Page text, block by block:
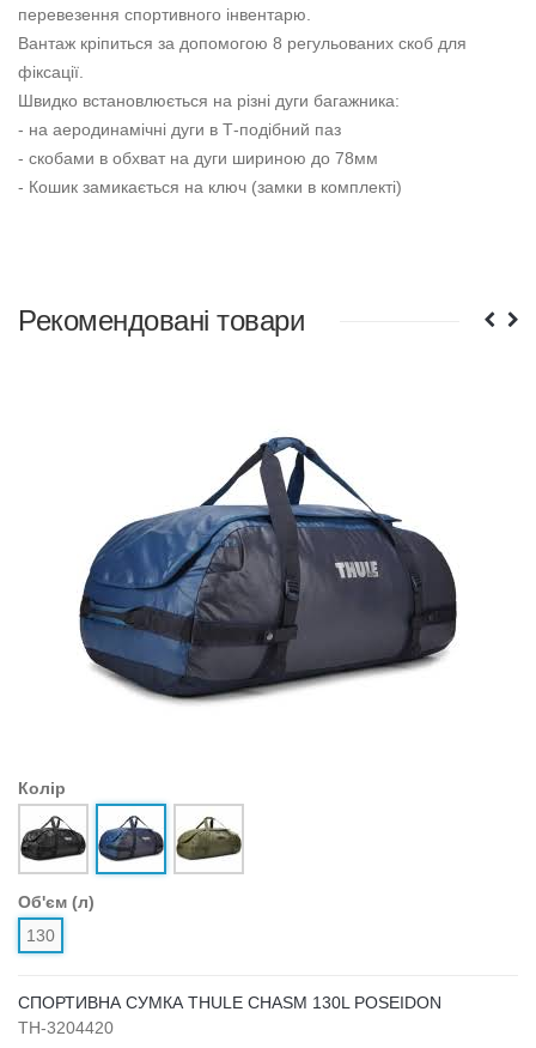
перевезення спортивного інвентарю.
Вантаж кріпиться за допомогою 8 регульованих скоб для
фіксації.
Швидко встановлюється на різні дуги багажника:
- на аеродинамічні дуги в Т-подібний паз
- скобами в обхват на дуги шириною до 78мм
- Кошик замикається на ключ (замки в комплекті)
Рекомендовані товари
Колір
Об'єм (л)
130
СПОРТИВНА СУМКА THULE CHASM 130L POSEIDON
TH-3204420